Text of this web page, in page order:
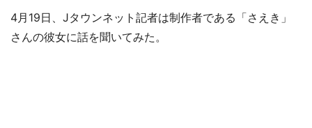
4月19日、Jタウンネット記者は制作者である「さえき」
さんの彼女に話を聞いてみた。